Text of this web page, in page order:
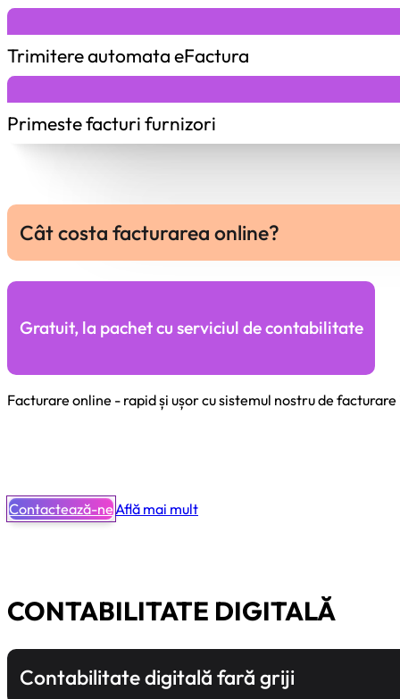
Trimitere automata eFactura
Primeste facturi furnizori
Cât costa facturarea online?
Gratuit, la pachet cu serviciul de contabilitate
Facturare online - rapid și ușor cu sistemul nostru de
Contactează-neAflă mai mult
CONTABILITATE DIGITALĂ
Contabilitate digitală fară griji